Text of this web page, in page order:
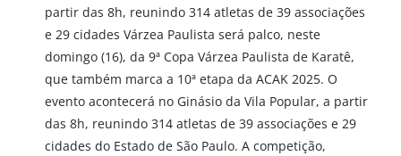
partir das 8h, reunindo 314 atletas de 39 associações
e 29 cidades Várzea Paulista será palco, neste
domingo (16), da 9ª Copa Várzea Paulista de Karatê,
que também marca a 10ª etapa da ACAK 2025. O
evento acontecerá no Ginásio da Vila Popular, a partir
das 8h, reunindo 314 atletas de 39 associações e 29
cidades do Estado de São Paulo. A competição,